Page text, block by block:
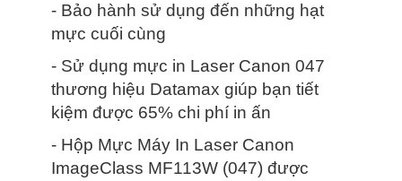
- Bảo hành sử dụng đến những hạt
mực cuối cùng
- Sử dụng mực in Laser Canon 047
thương hiệu Datamax giúp bạn tiết
kiệm được 65% chi phí in ấn
- Hộp Mực Máy In Laser Canon
ImageClass MF113W (047) được